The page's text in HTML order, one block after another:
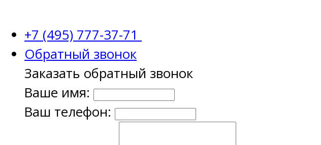
+7 (495) 777-37-71
Обратный звонок
Заказать обратный звонок
Ваше имя:
Ваш телефон: